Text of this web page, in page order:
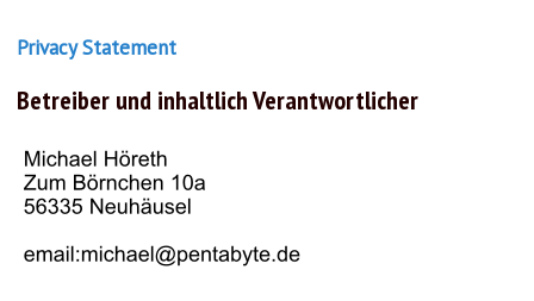
Privacy Statement
Betreiber und inhaltlich Verantwortlicher